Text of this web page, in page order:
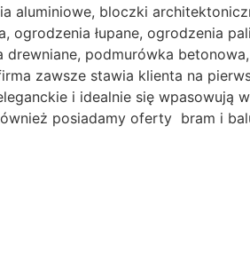
aluminiowe, bloczki
łupane, ogrodzenia
podmurówka
zawsze stawia klienta na
i idealnie się wpasowują
posiadamy oferty bram i